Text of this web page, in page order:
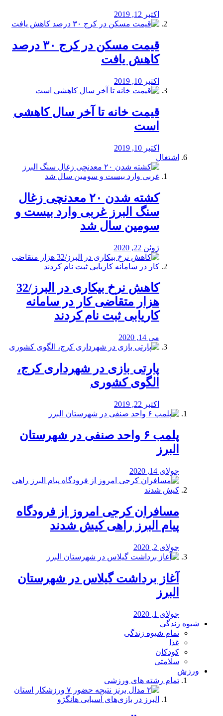
اکتبر 12, 2019
️قیمت مسکن در کرج ۳۰ درصد
کاهش یافت
اکتبر 10, 2019
قیمت خانه تا آخر سال کاهشی
است
اکتبر 10, 2019
اشتغال
کشته شدن ۲۰ معدنچی زغال
سنگ البرز غربی وارد بیست و
سومین سال شد
ژوئن 22, 2020
کاهش نرخ بیکاری در البرز/32
هزار متقاضی کار در سامانه
کاریابی ثبت نام کردند
می 14, 2020
پارتی بازی در شهرداری کرج،
الگوی کشوری
اکتبر 22, 2019
پلمب ۶ واحد صنفی در شهرستان
البرز
جولای 14, 2020
مسافران کرجی امروز از فرودگاه
پیام البرز راهی کیش شدند
جولای 2, 2020
آغاز برداشت گیلاس در شهرستان
البرز
جولای 1, 2020
شیوه زندگی
تمام شیوه زندگی
غذا
کودکان
سلامتی
ورزش
تمام رشته های ورزشی